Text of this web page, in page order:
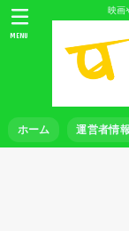
映画
ホーム 運営者情報
MENU